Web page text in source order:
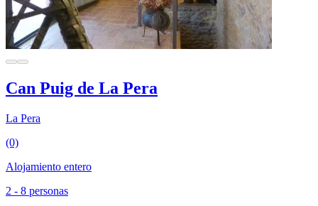
Can Puig de La Pera
La Pera
(0)
Alojamiento entero
2 - 8 personas